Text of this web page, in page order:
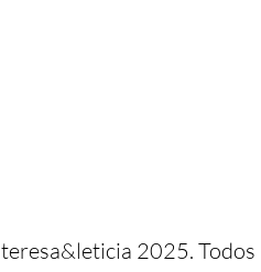
​​teresa&leticia 2025.